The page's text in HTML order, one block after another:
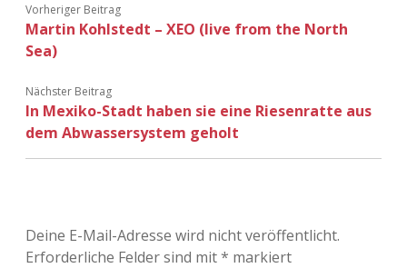
Vorheriger Beitrag
Martin Kohlstedt – XEO (live from the North
Sea)
Nächster Beitrag
In Mexiko-Stadt haben sie eine Riesenratte aus
dem Abwassersystem geholt
Deine E-Mail-Adresse wird nicht veröffentlicht.
Erforderliche Felder sind mit* markiert